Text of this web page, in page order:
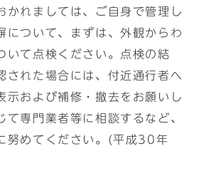
かれましては、ご自身で管理し
について、まずは、外観からわ
いて点検ください。点検の結
された場合には、付近通行者へ
示および補修・撤去をお願いし
て専門業者等に相談するなど、
努めてください。(平成30年